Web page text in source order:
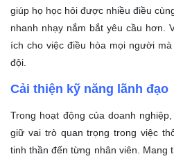
giúp họ học hỏi được nhiều điều
nhanh nhạy nắm bắt yêu cầu hơn.
ích cho việc điều hòa mọi người
đội.
Cải thiện kỹ năng lãnh đạo
Trong hoạt động của doanh
giữ vai trò quan trọng trong việc
tinh thần đến từng nhân viên. Mang